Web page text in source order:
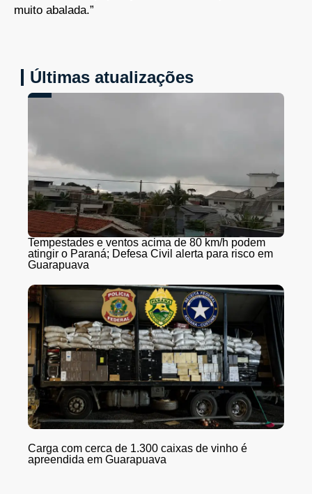
muito abalada.”
Últimas atualizações
Tempestades e ventos acima de 80 km/h podem
atingir o Paraná; Defesa Civil alerta para risco em
Guarapuava
Carga com cerca de 1.300 caixas de vinho é
apreendida em Guarapuava